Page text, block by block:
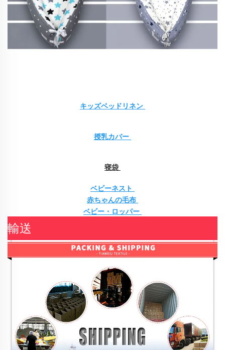
キッズベッドリネン
授乳カバー
寝袋
ベビーネスト
赤ちゃんの毛布
ベビー・ロッパー
輸送